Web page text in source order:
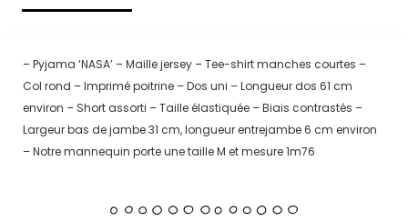
– Pyjama ‘NASA’ – Maille jersey – Tee-shirt manches courtes –
Col rond – Imprimé poitrine – Dos uni – Longueur dos 61 cm
environ – Short assorti – Taille élastiquée – Biais contrastés –
Largeur bas de jambe 31 cm, longueur entrejambe 6 cm environ
– Notre mannequin porte une taille M et mesure 1m76